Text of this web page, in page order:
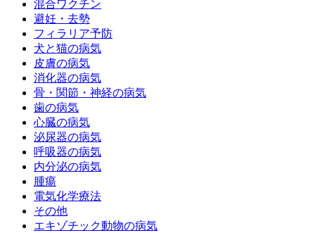
混合ワクチン
避妊・去勢
フィラリア予防
犬と猫の病気
皮膚の病気
消化器の病気
骨・関節・神経の病気
歯の病気
心臓の病気
泌尿器の病気
呼吸器の病気
内分泌の病気
腫瘍
電気化学療法
その他
エキゾチック動物の病気